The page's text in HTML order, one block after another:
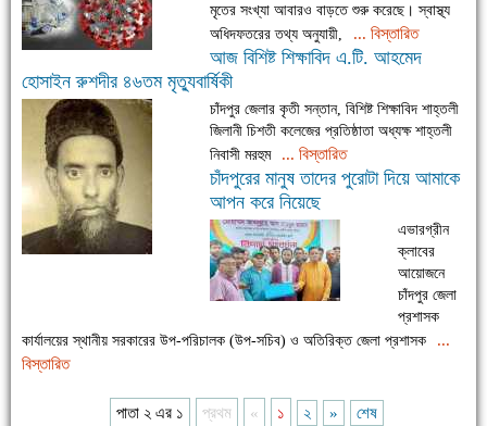
মৃতের সংখ্যা আবারও বাড়তে শুরু করেছে। স্বাস্থ্য
অধিদফতরের তথ্য অনুযায়ী,
... বিস্তারিত
আজ বিশিষ্ট শিক্ষাবিদ এ.টি. আহমেদ
হোসাইন রুশদীর ৪৬তম মৃত্যুবার্ষিকী
চাঁদপুর জেলার কৃতী সন্তান, বিশিষ্ট শিক্ষাবিদ শাহ্তলী
জিলানী চিশতী কলেজের প্রতিষ্ঠাতা অধ্যক্ষ শাহ্তলী
নিবাসী মরহুম
... বিস্তারিত
চাঁদপুরের মানুষ তাদের পুরোটা দিয়ে আমাকে
আপন করে নিয়েছে
এভারগ্রীন
ক্লাবের
আয়োজনে
চাঁদপুর জেলা
প্রশাসক
কার্যালয়ের স্থানীয় সরকারের উপ-পরিচালক (উপ-সচিব) ও অতিরিক্ত জেলা প্রশাসক
...
বিস্তারিত
পাতা ২ এর ১ প্রথম « ১ ২ » শেষ